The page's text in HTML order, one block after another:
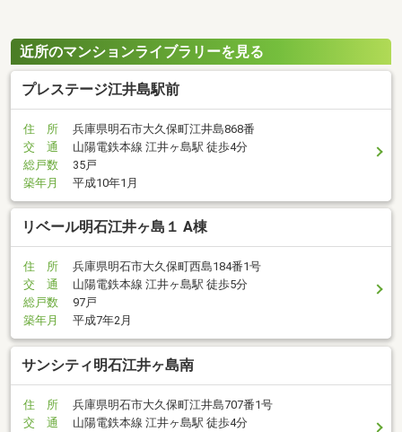
近所のマンションライブラリーを見る
プレステージ江井島駅前
住 所
兵庫県明石市大久保町江井島868番
交 通
山陽電鉄本線 江井ヶ島駅 徒歩4分
総戸数
35戸
築年月
平成10年1月
リベール明石江井ヶ島１ A棟
住 所
兵庫県明石市大久保町西島184番1号
交 通
山陽電鉄本線 江井ヶ島駅 徒歩5分
総戸数
97戸
築年月
平成7年2月
サンシティ明石江井ヶ島南
住 所
兵庫県明石市大久保町江井島707番1号
交 通
山陽電鉄本線 江井ヶ島駅 徒歩4分